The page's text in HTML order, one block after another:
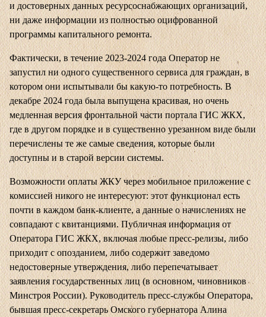
и достоверных данных ресурсоснабжающих организаций,
ни даже информации из полностью оцифрованной
программы капитального ремонта.
Фактически, в течение 2023-2024 года Оператор не
запустил ни одного существенного сервиса для граждан, в
котором они испытывали бы какую-то потребность. В
декабре 2024 года была выпущена красивая, но очень
медленная версия фронтальной части портала ГИС ЖКХ,
где в другом порядке и в существенно урезанном виде были
перечислены те же самые сведения, которые были
доступны и в старой версии системы.
Возможности оплаты ЖКУ через мобильное приложение с
комиссией никого не интересуют: этот функционал есть
почти в каждом банк-клиенте, а данные о начислениях не
совпадают с квитанциями. Публичная информация от
Оператора ГИС ЖКХ, включая любые пресс-релизы, либо
приходит с опозданием, либо содержит заведомо
недостоверные утверждения, либо перепечатывает
заявления государственных лиц (в основном, чиновников
Минстроя России). Руководитель пресс-службы Оператора,
бывшая пресс-секретарь Омского губернатора Алина